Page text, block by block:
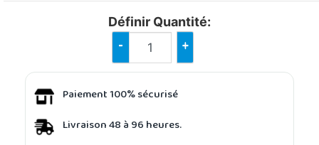
Définir Quantité:
- +
Paiement 100% sécurisé
Livraison 48 à 96 heures.